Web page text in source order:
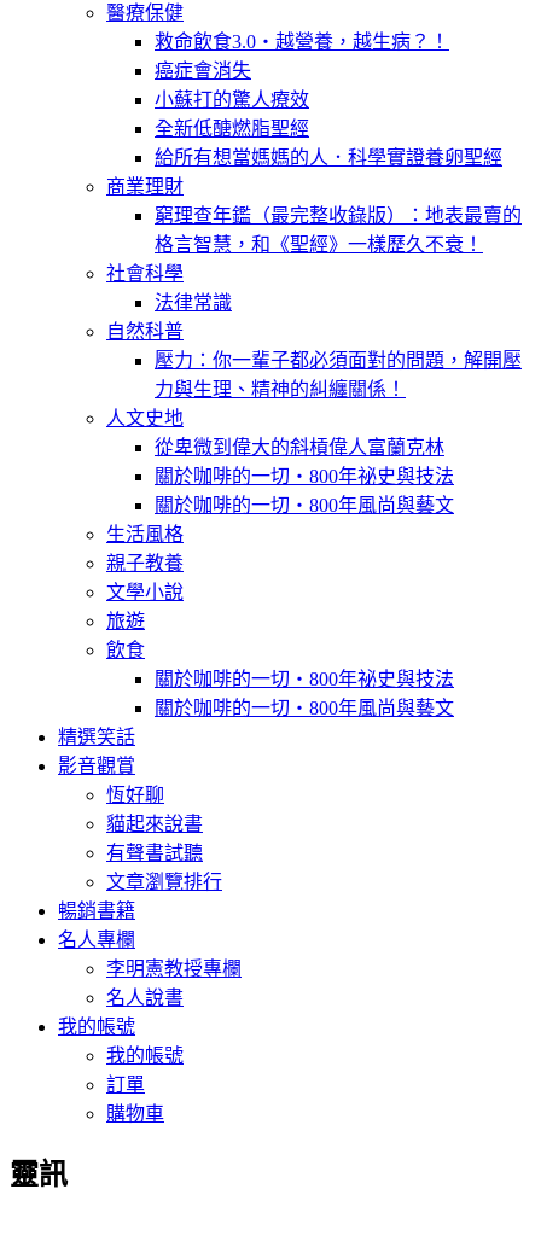
醫療保健
救命飲食3.0‧越營養，越生病？！
癌症會消失
小蘇打的驚人療效
全新低醣燃脂聖經
給所有想當媽媽的人．科學實證養卵聖經
商業理財
窮理查年鑑（最完整收錄版）：地表最賣的
格言智慧，和《聖經》一樣歷久不衰！
社會科學
法律常識
自然科普
壓力：你一輩子都必須面對的問題，解開壓
力與生理、精神的糾纏關係！
人文史地
從卑微到偉大的斜槓偉人富蘭克林
關於咖啡的一切‧800年祕史與技法
關於咖啡的一切‧800年風尚與藝文
生活風格
親子教養
文學小說
旅遊
飲食
關於咖啡的一切‧800年祕史與技法
關於咖啡的一切‧800年風尚與藝文
精選笑話
影音觀賞
恆好聊
貓起來說書
有聲書試聽
文章瀏覽排行
暢銷書籍
名人專欄
李明憲教授專欄
名人說書
我的帳號
我的帳號
訂單
購物車
靈訊